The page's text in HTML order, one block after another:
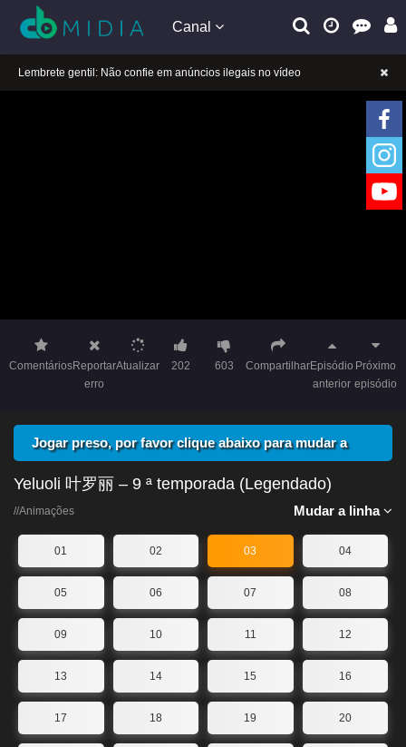
Canal
A tocar：Yeluoli 叶罗丽 – 9 ª temporada (Legendado)-03
ComentáriosReportar
erro
Atualizar 202 603 CompartilharEpisódio
anterior
Próximo
episódio
Jogar preso, por favor clique abaixo para mudar a
linha
Yeluoli 叶罗丽 – 9 ª temporada (Legendado)
Mudar a linha
//Animações
01 02 03 04
05 06 07 08
09 10 11 12
13 14 15 16
17 18 19 20